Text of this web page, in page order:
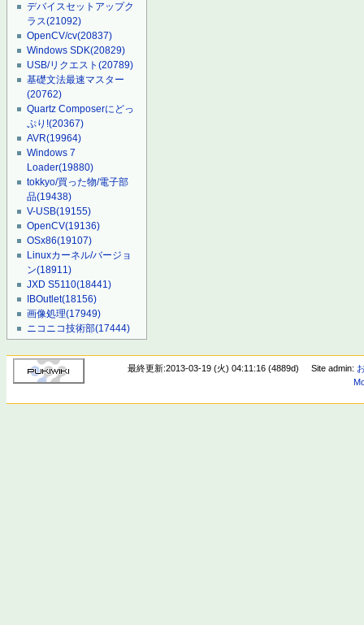
デバイスセットアップク
ラス(21092)
OpenCV/cv(20837)
Windows SDK(20829)
USB/リクエスト(20789)
基礎文法最速マスター
(20762)
Quartz Composerにどっ
ぷり!(20367)
AVR(19964)
Windows 7
Loader(19880)
tokkyo/買った物/電子部
品(19438)
V-USB(19155)
OpenCV(19136)
OSx86(19107)
Linuxカーネル/バージョ
ン(18911)
JXD S5110(18441)
IBOutlet(18156)
画像処理(17949)
ニコニコ技術部(17444)
最終更新:2013-03-19 (火) 04:11:16 (4889d) Site admin: